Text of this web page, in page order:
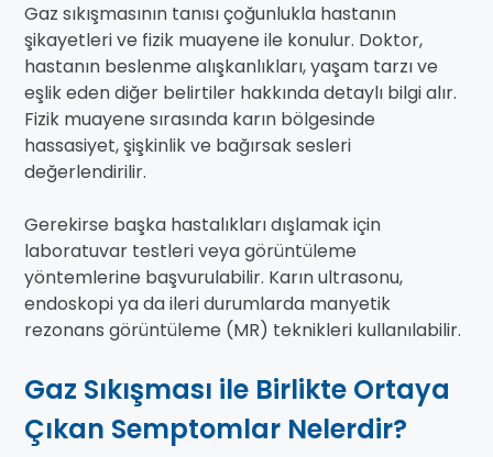
Gaz sıkışmasının tanısı çoğunlukla hastanın
şikayetleri ve fizik muayene ile konulur. Doktor,
hastanın beslenme alışkanlıkları, yaşam tarzı ve
eşlik eden diğer belirtiler hakkında detaylı bilgi alır.
Fizik muayene sırasında karın bölgesinde
hassasiyet, şişkinlik ve bağırsak sesleri
değerlendirilir.
Gerekirse başka hastalıkları dışlamak için
laboratuvar testleri veya görüntüleme
yöntemlerine başvurulabilir. Karın ultrasonu,
endoskopi ya da ileri durumlarda manyetik
rezonans görüntüleme (MR) teknikleri kullanılabilir.
Gaz Sıkışması ile Birlikte Ortaya
Çıkan Semptomlar Nelerdir?